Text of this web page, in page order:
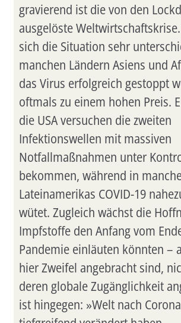
gravierend ist die von den
ausgelöste
sich die Situation sehr
manchen Ländern Asiens und
das Virus erfolgreich gestoppt
oftmals zu einem hohen Preis.
die USA versuchen die zweiten
Infektionswellen mit massiven
Notfallmaßnahmen unter
bekommen, während in
Lateinamerikas COVID-19
wütet. Zugleich wächst die
Impfstoffe den Anfang vom
Pandemie einläuten könnten –
hier Zweifel angebracht sind,
deren globale Zugänglichkeit
ist hingegen: »Welt nach